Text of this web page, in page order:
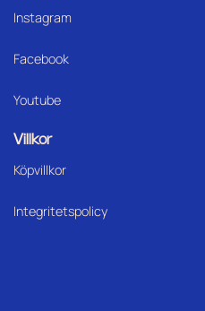
Instagram
Facebook
Youtube
Villkor
Köpvillkor
Integritetspolicy